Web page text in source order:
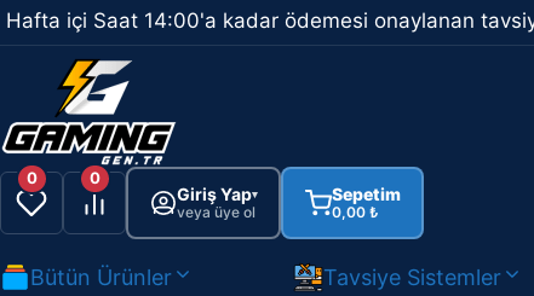
İçeriğe
atla
Hafta içi Saat 14:00'a kadar ödemesi onaylanan
0 0
Giriş Yap▾
veya üye ol
Sepetim
0,00 ₺
Bütün Ürünler Tavsiye Sistemler